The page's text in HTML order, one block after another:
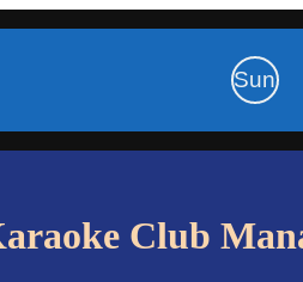
Sun
Club